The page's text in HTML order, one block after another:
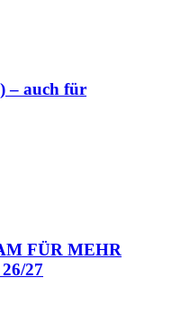
– auch für
FÜR MEHR
27